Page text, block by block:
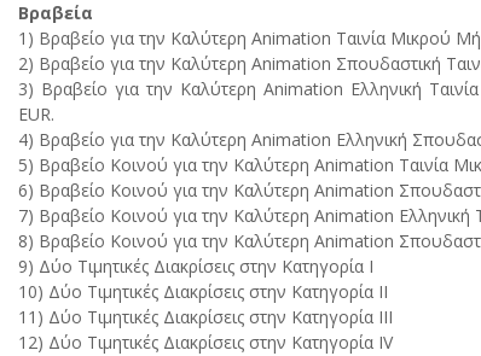
Βραβεία
1) Βραβείο για την Καλύτερη Animation Ταινία Μικρού
2) Βραβείο για την Καλύτερη Animation Σπουδαστική
3) Βραβείο για την Καλύτερη Animation Ελληνική
EUR.
4) Βραβείο για την Καλύτερη Animation Ελληνική
5) Βραβείο Κοινού για την Καλύτερη Animation Ταινία
6) Βραβείο Κοινού για την Καλύτερη Animation
7) Βραβείο Κοινού για την Καλύτερη Animation
8) Βραβείο Κοινού για την Καλύτερη Animation
9) Δύο Τιμητικές Διακρίσεις στην Κατηγορία Ι
10) Δύο Τιμητικές Διακρίσεις στην Κατηγορία ΙI
11) Δύο Τιμητικές Διακρίσεις στην Κατηγορία III
12) Δύο Τιμητικές Διακρίσεις στην Κατηγορία IV